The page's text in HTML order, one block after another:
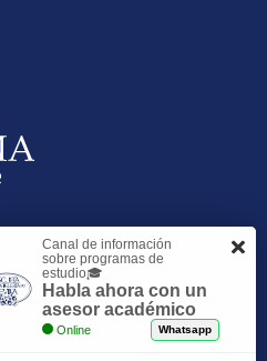
Canal de información
sobre programas de
estudio🎓
Habla ahora con un
asesor académico
Online Whatsapp